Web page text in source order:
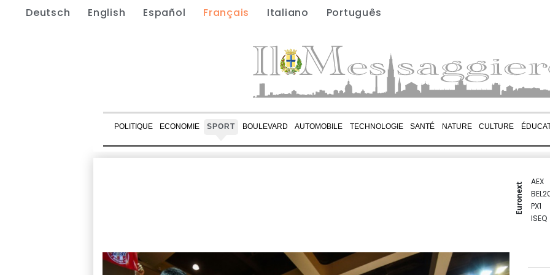
Deutsch English Español Français Italiano Português
POLITIQUE ECONOMIE SPORT BOULEVARD AUTOMOBILE TECHNOLOGIE SANTÉ NATURE CULTURE
Euronext
AEX
PX1
ISEQ